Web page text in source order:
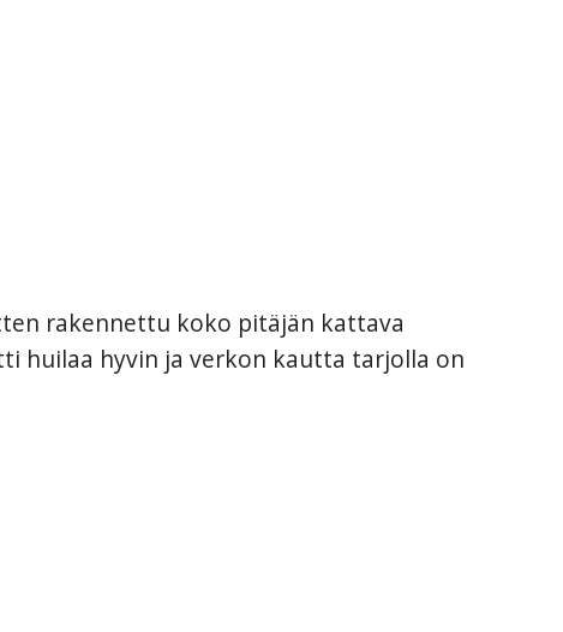
rakennettu koko pitäjän kattava
huilaa hyvin ja verkon kautta tarjolla on